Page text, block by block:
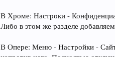
В Хроме: Настроки -
Либо в этом же разделе
В Опере: Меню - Настройки -